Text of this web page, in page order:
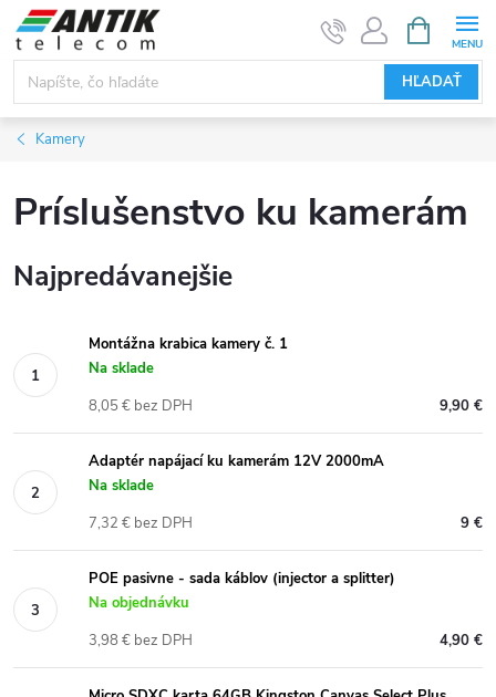
Prejsť
obsah
HĽADAŤ
KOŠÍK
Kamery
Príslušenstvo ku kamerám
Najpredávanejšie
Montážna krabica kamery č. 1
Na sklade
9,90 €
8,05 € bez DPH
Adaptér napájací ku kamerám 12V 2000mA
Na sklade
9 €
7,32 € bez DPH
POE pasivne - sada káblov (injector a splitter)
Na objednávku
4,90 €
3,98 € bez DPH